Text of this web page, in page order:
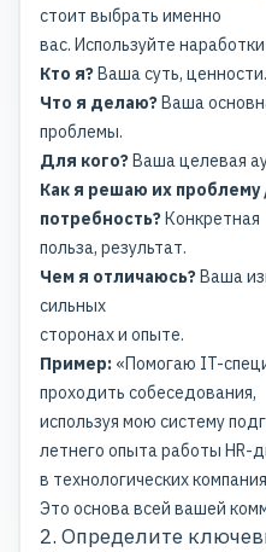
стоит выбрать именно
вас. Используйте
Кто я? Ваша суть, ценности.
Что я делаю? Ваша
проблемы.
Для кого? Ваша целевая
Как я решаю их
потребность? Конкретная
польза, результат.
Чем я отличаюсь? Ваша
сильных
сторонах и опыте.
Пример: «Помогаю IT-
проходить собеседования,
используя мою систему
летнего опыта работы HR-
в технологических
Это основа всей вашей
2. Определите